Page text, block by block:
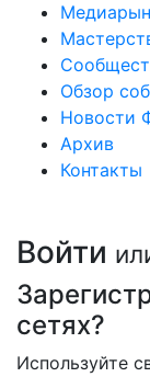
Обзор
Новости
Архив
Контакты
Войти
сетях?
Используйте